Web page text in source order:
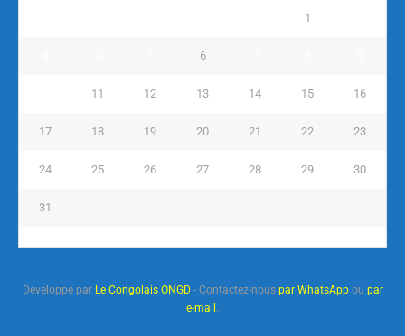
1
6
11 12 13 14 15 16
17 18 19 20 21 22 23
24 25 26 27 28 29 30
31
Développé par Le Congolais ONGD- Contactez-nous par WhatsAppou par
e-mail .